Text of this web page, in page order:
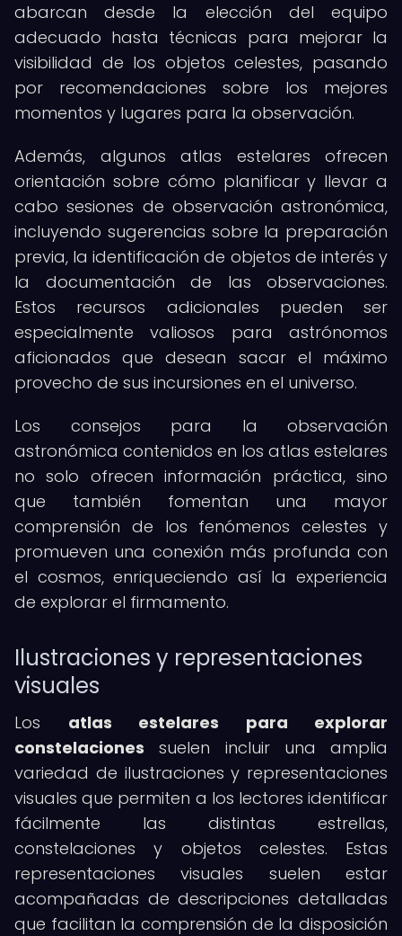
abarcan desde la elección del equipo
adecuado hasta técnicas para mejorar la
visibilidad de los objetos celestes, pasando
por recomendaciones sobre los mejores
momentos y lugares para la observación.
Además, algunos atlas estelares ofrecen
orientación sobre cómo planificar y llevar a
cabo sesiones de observación astronómica,
incluyendo sugerencias sobre la preparación
previa, la identificación de objetos de interés y
la documentación de las observaciones.
Estos recursos adicionales pueden ser
especialmente valiosos para astrónomos
aficionados que desean sacar el máximo
provecho de sus incursiones en el universo.
Los consejos para la observación
astronómica contenidos en los atlas estelares
no solo ofrecen información práctica, sino
que también fomentan una mayor
comprensión de los fenómenos celestes y
promueven una conexión más profunda con
el cosmos, enriqueciendo así la experiencia
de explorar el firmamento.
Ilustraciones y representaciones
visuales
Los atlas estelares para explorar
constelaciones suelen incluir una amplia
variedad de ilustraciones y representaciones
visuales que permiten a los lectores identificar
fácilmente las distintas estrellas,
constelaciones y objetos celestes. Estas
representaciones visuales suelen estar
acompañadas de descripciones detalladas
que facilitan la comprensión de la disposición